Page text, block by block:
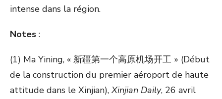
intense dans la région.
Notes :
(1) Ma Yining, « 新疆第一个高原机场开工 » (Début
de la construction du premier aéroport de haute
attitude dans le Xinjian),Xinjian Daily, 26 avril